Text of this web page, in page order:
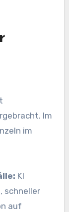
Im
im
: KI
schneller
auf